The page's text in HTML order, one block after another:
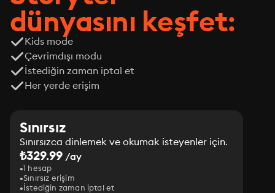
dünyasını keşfet:
Kids mode
Çevrimdışı modu
İstediğin zaman iptal et
Her yerde erişim
Sınırsız
Sınırsızca dinlemek ve okumak isteyenler için.
₺329.99 /ay
1 hesap
Sınırsız erişim
İstediğin zaman iptal et